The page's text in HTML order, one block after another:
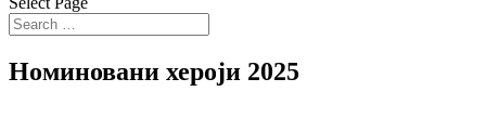
Номиновани хероји 2025